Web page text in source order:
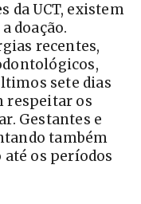
da UCT, existem
doação.
recentes,
sete dias
respeitar os
Gestantes e
também
até os períodos